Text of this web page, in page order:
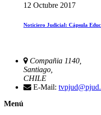
12 Octubre 2017
Noticiero Judicial: Cápsula
Compañia 1140,
Santiago,
CHILE
E-Mail:
Menú